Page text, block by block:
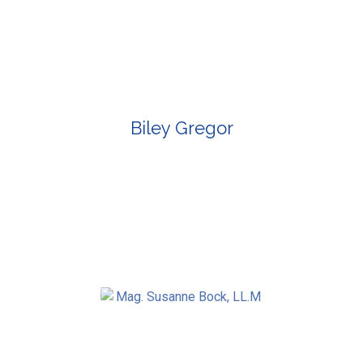
Biley Gregor